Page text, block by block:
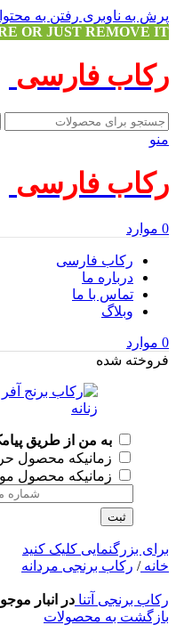
پرش به ناوبری رفتن به
OR JUST REMOVE IT…
رکاب فارسی
منو
رکاب فارسی
0 موارد
رکاب فارسی
درباره ما
تماس با ما
وبلاگ
0 موارد
فروخته شده
به من از طریق
زمانیکه محصول
زمانیکه محصول
ثبت
برای بزرگنمایی کلیک کنید
خانه/ رکاب برنجی مردانه
رکاب برنجی آتنا در انبار
بازگشت به محصولات